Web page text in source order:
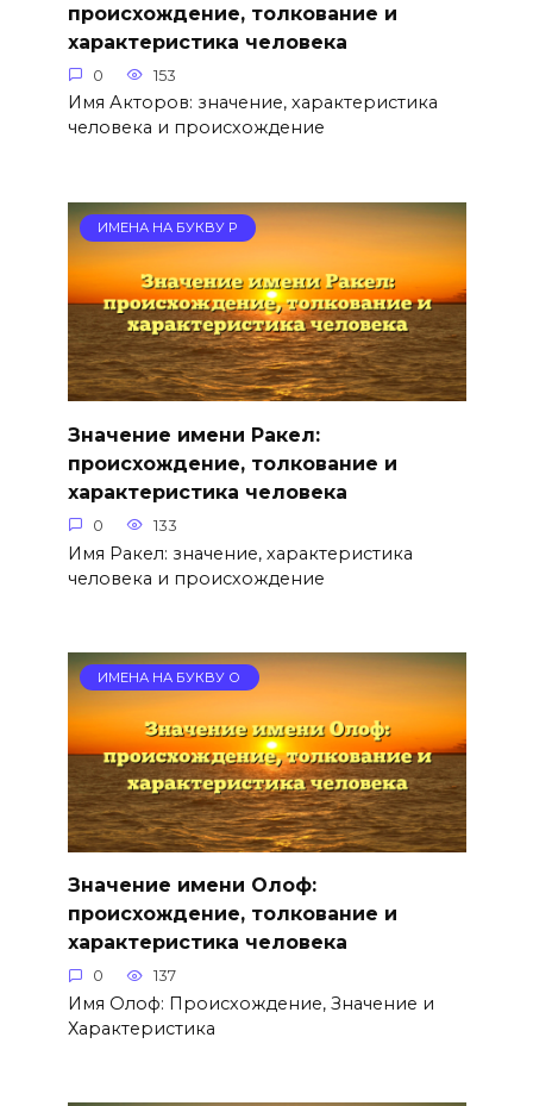
происхождение, толкование и
характеристика человека
0 153
Имя Акторов: значение, характеристика
человека и происхождение
ИМЕНА НА БУКВУ Р
Значение имени Ракел:
происхождение, толкование и
характеристика человека
0 133
Имя Ракел: значение, характеристика
человека и происхождение
ИМЕНА НА БУКВУ О
Значение имени Олоф:
происхождение, толкование и
характеристика человека
0 137
Имя Олоф: Происхождение, Значение и
Характеристика